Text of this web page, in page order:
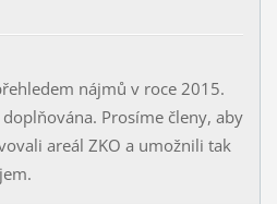
nájmů v roce 2015.
Prosíme členy, aby
areál ZKO a umožnili tak